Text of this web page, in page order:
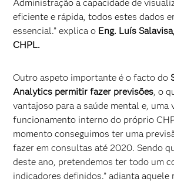
Administração a capacidade de
eficiente e rápida, todos estes dados
essencial.” explica o Eng. Luís
CHPL.
Outro aspeto importante é o facto do
Analytics permitir fazer previsões, o
vantajoso para a saúde mental e, uma
funcionamento interno do próprio
momento conseguimos ter uma
fazer em consultas até 2020. Sendo
deste ano, pretendemos ter todo um
indicadores definidos.” adianta aquele